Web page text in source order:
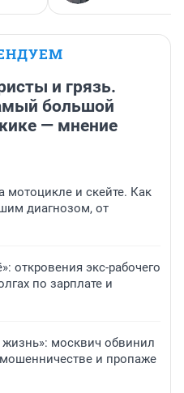
и грязь.
большой
— мнение
мотоцикле и скейте. Как
диагнозом, от
откровения экс-рабочего
по зарплате и
жизнь»: москвич обвинил
мошенничестве и пропаже